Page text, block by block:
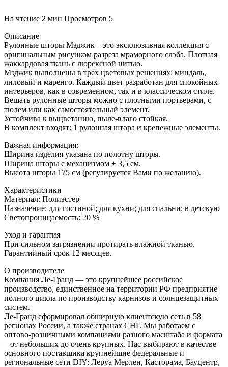
На чтение 2 мин Просмотров 5
Описание
Рулонные шторы Мэджик – это эксклюзивная коллекция с
оригинальным рисунком разреза мраморного слэба. Плотная
жаккардовая ткань с люрексной нитью.
Мэджик выполнены в трех цветовых решениях: миндаль,
лиловый и маренго. Каждый цвет разработан для спокойных
интерьеров, как в современном, так и в классическом стиле.
Вешать рулонные шторы можно с плотными портьерами, с
тюлем или как самостоятельный элемент.
Устойчива к выцветанию, пыле-влаго стойкая.
В комплект входят: 1 рулонная штора и крепежные элементы.
Важная информация:
Ширина изделия указана по полотну шторы.
Ширина шторы с механизмом + 3,5 см.
Высота шторы 175 см (регулируется Вами по желанию).
Характеристики
Материал: Полиэстер
Назначение: для гостиной; для кухни; для спальни; в детскую
Светопроницаемость: 20 %
Уход и гарантия
При сильном загрязнении протирать влажной тканью.
Гарантийный срок 12 месяцев.
О производителе
Компания Ле-Гранд — это крупнейшее российское
производство, единственное на территории РФ предприятие
полного цикла по производству карнизов и солнцезащитных
систем.
Ле-Гранд сформировал обширную клиентскую сеть в 58
регионах России, а также странах СНГ. Мы работаем с
оптово-розничными компаниями разного масштаба и формата
– от небольших до очень крупных. Нас выбирают в качестве
основного поставщика крупнейшие федеральные и
региональные сети DIY: Леруа Мерлен, Касторама, Бауцентр,